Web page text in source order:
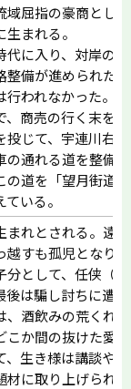
域屈指の豪商とし
生まれる。
代に入り、対岸の
整備が進められた
行われなかった。
、商売の行く末を
投じて、宇連川右
の通れる道を整備
の道を「望月街道
ている。
まれとされる。遠
越すも孤児となり
分として、任侠（
後は騙し討ちに遭
、酒飲みの荒くれ
こか間の抜けた愛
、生き様は講談や
材に取り上げられ